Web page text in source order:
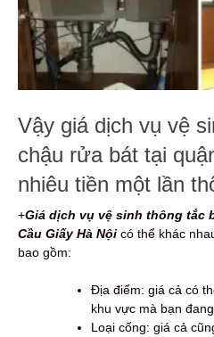
Vậy giá dịch vụ vệ
chậu rửa bát tại
nhiêu tiền một lần
+Giá dịch vụ vệ sinh thông tắc
Cầu Giấy Hà Nội có thể khác
bao gồm:
Địa điểm: giá cả có
khu vực mà bạn
Loại cống: giá cả